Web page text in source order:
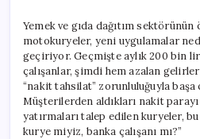
Yemek ve gıda dağıtım
motokuryeler, yeni uygulamalar
geçiriyor. Geçmişte aylık 200 bin
çalışanlar, şimdi hem azalan
“nakit tahsilat” zorunluluğuyla başa
Müşterilerden aldıkları nakit
yatırmaları talep edilen kuryeler,
kurye miyiz, banka çalışanı mı?”